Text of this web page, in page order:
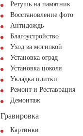
Ретушь на памятник
Восстановление фото
Антидождь
Благоустройство
Уход за могилкой
Установка оград
Установка цоколя
Укладка плитки
Ремонт и Реставрация
Демонтаж
Гравировка
Картинки